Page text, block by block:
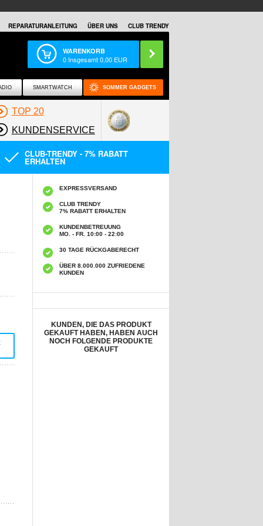
REPARATURANLEITUNG ÜBER UNS CLUB TRENDY
WARENKORB
0 Insgesamt0,00 EUR
SMARTWATCH SOMMER GADGETS
TOP 20
KUNDENSERVICE
CLUB-TRENDY - 7% RABATT
ERHALTEN
EXPRESSVERSAND
CLUB TRENDY
7% RABATT ERHALTEN
KUNDENBETREUUNG
MO. - FR. 10:00 - 22:00
30 TAGE RÜCKGABERECHT
ÜBER 8.000.000 ZUFRIEDENE
KUNDEN
KUNDEN, DIE DAS PRODUKT
GEKAUFT HABEN, HABEN AUCH
NOCH FOLGENDE PRODUKTE
GEKAUFT